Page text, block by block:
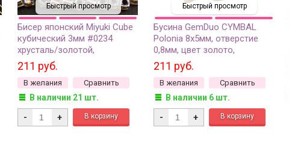
Быстрый просмотр
Бисер японский Miyuki Cube
кубический 3мм #0234
хрусталь/золотой,
окрашенный изнутри, 10
грамм
211 руб.
В желания Сравнить
В наличии 21 шт.
- +
Быстрый просмотр
Бусина GemDuo CYMBAL
Polonia 8х5мм, отверстие
0,8мм, цвет золото,
Покрытие золотом 24K, 11-
237, 2шт
211 руб.
В желания Сравнить
В наличии 6 шт.
- +